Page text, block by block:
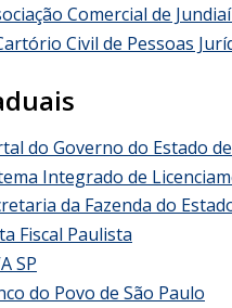
Comercial de
Civil de Pessoas
do Governo do Estado
Integrado de
da Fazenda do
Fiscal Paulista
SP
do Povo de São Paulo